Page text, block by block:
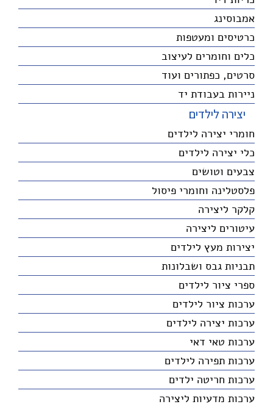
אמבוסינג
כרטיסים ומעטפות
כלים וחומרים לעיצוב
סרטים, כפתורים ועוד
ניירות בעבודת יד
יצירה לילדים
חומרי יצירה לילדים
כלי יצירה לילדים
צבעים וטושים
פלסטלינה וחומרי פיסול
קלקר ליצירה
עיטורים ליצירה
יצירות מעץ לילדים
תבניות גבס ושבלונות
ספרי ציור לילדים
ערכות ציור לילדים
ערכות יצירה לילדים
ערכות טאי דאי
ערכות תפירה לילדים
ערכות חריטה ילדים
ערכות מדעיות ליצירה